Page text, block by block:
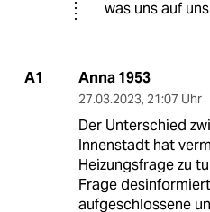
was uns auf
A1 Anna 1953
27.03.2023, 21:07 Uhr
Der Unterschied
Innenstadt hat
Heizungsfrage zu
Frage
aufgeschlossene